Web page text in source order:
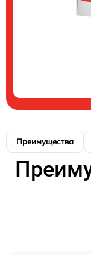
Преимущества